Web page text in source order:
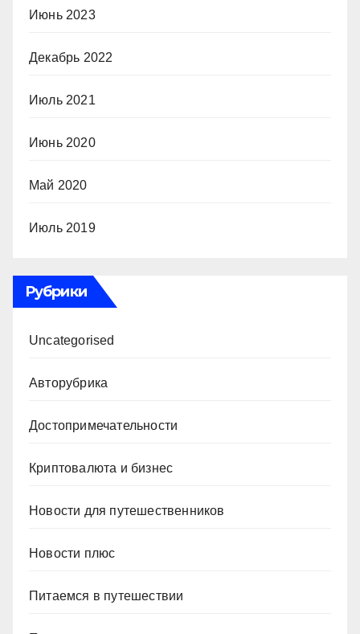
Июнь 2023
Декабрь 2022
Июль 2021
Июнь 2020
Май 2020
Июль 2019
Рубрики
Uncategorised
Авторубрика
Достопримечательности
Криптовалюта и бизнес
Новости для путешественников
Новости плюс
Питаемся в путешествии